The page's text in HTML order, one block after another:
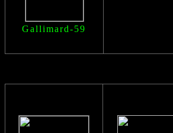
Gallimard-59